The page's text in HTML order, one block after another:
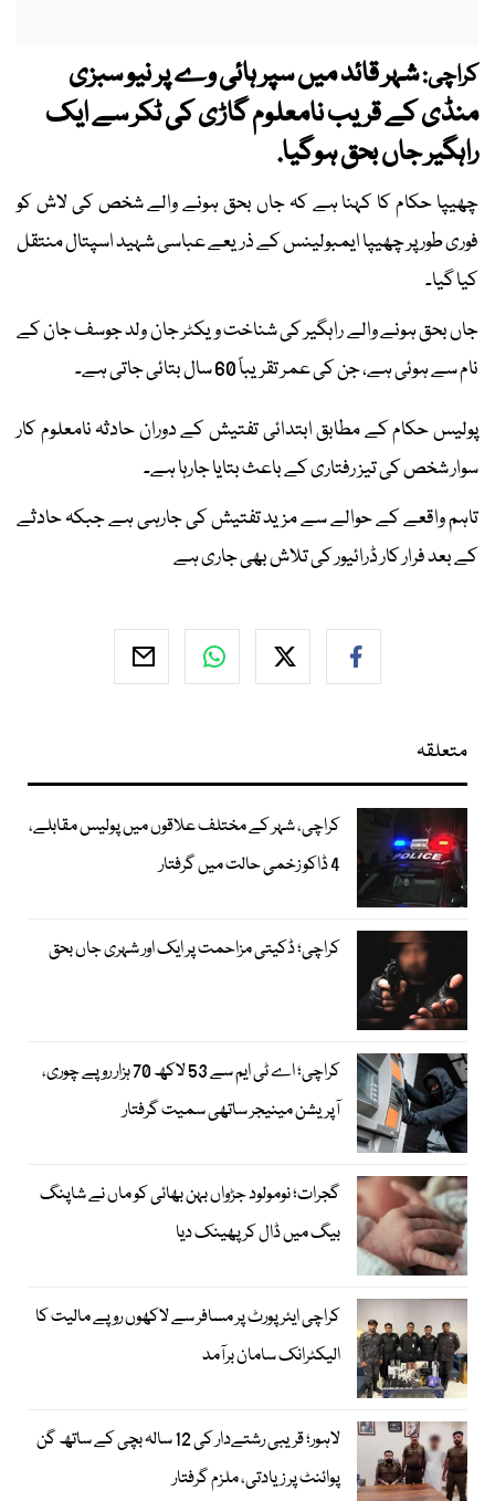
کراچی:شہر قائد میں سپر ہائی وے پر نیو سبزی
منڈی کے قریب نامعلوم گاڑی کی ٹکر سے ایک
راہگیر جاں بحق ہوگیا.
چھیپا حکام کا کہنا ہے کہ جاں بحق ہونے والے شخص کی لاش کو
فوری طور پر چھیپا ایمبولینس کے ذریعے عباسی شہید اسپتال منتقل
کیا گیا۔
جاں بحق ہونے والے راہگیر کی شناخت ویکٹر جان ولد جوسف جان کے
نام سے ہوئی ہے، جن کی عمر تقریباً 60 سال بتائی جاتی ہے۔
پولیس حکام کے مطابق ابتدائی تفتیش کے دوران حادثہ نامعلوم کار
سوار شخص کی تیز رفتاری کے باعث بتایا جارہا ہے۔
تاہم واقعے کے حوالے سے مزید تفتیش کی جارہی ہے جبکہ حادثے
کے بعد فرار کار ڈرائیور کی تلاش بھی جاری ہے
متعلقہ
کراچی، شہر کے مختلف علاقوں میں پولیس مقابلے،
4 ڈاکو زخمی حالت میں گرفتار
کراچی؛ ڈکیتی مزاحمت پر ایک اور شہری جاں بحق
کراچی؛ اے ٹی ایم سے 53 لاکھ 70 ہزار روپے چوری،
آپریشن مینیجر ساتھی سمیت گرفتار
گجرات؛ نومولود جڑواں بہن بھائی کو ماں نے شاپنگ
بیگ میں ڈال کر پھینک دیا
کراچی ایئرپورٹ پر مسافر سے لاکھوں روپے مالیت کا
الیکٹرانک سامان برآمد
لاہور؛ قریبی رشتےدار کی 12 سالہ بچی کے ساتھ گن
پوائنٹ پر زیادتی، ملزم گرفتار